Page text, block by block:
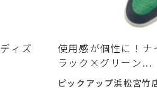
ィズ
使用感が個性に！ナ
ラック×グリーン...
ピックアップ浜松宮竹